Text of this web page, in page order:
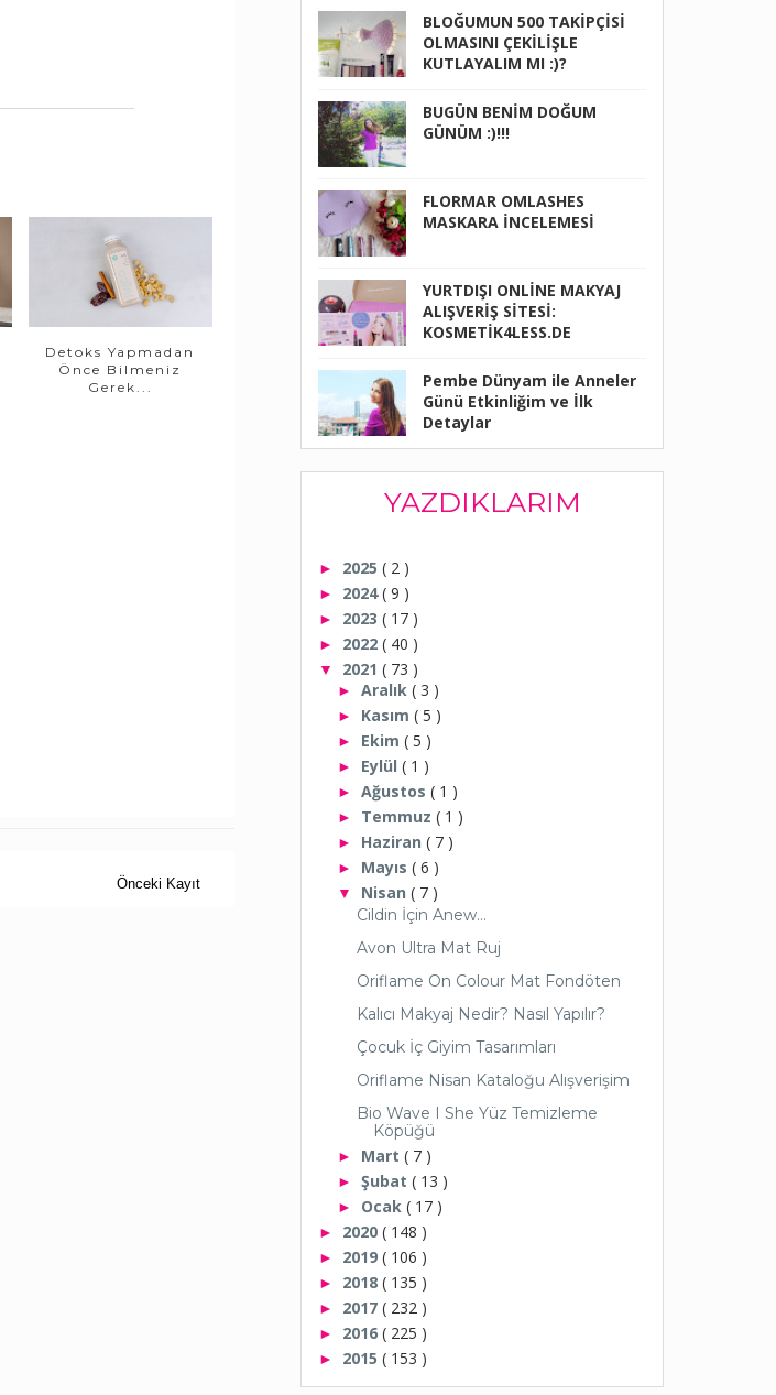
Detoks Yapmadan
Önce Bilmeniz
Gerek...
Önceki Kayıt
BLOĞUMUN 500 TAKİPÇİSİ
OLMASINI ÇEKİLİŞLE
KUTLAYALIM MI :)?
BUGÜN BENİM DOĞUM
GÜNÜM :)!!!
FLORMAR OMLASHES
MASKARA İNCELEMESİ
YURTDIŞI ONLİNE MAKYAJ
ALIŞVERİŞ SİTESİ:
KOSMETİK4LESS.DE
Pembe Dünyam ile Anneler
Günü Etkinliğim ve İlk
Detaylar
YAZDIKLARIM
► 2025 ( 2 )
► 2024( 9 )
► 2023 ( 17 )
► 2022 ( 40 )
▼ 2021 ( 73 )
► Aralık ( 3 )
► Kasım ( 5 )
► Ekim ( 5 )
► Eylül ( 1 )
► Ağustos ( 1 )
► Temmuz ( 1 )
► Haziran ( 7 )
► Mayıs ( 6 )
▼ Nisan ( 7 )
Cildin İçin Anew...
Avon Ultra Mat Ruj
Oriflame On Colour Mat Fondöten
Kalıcı Makyaj Nedir? Nasıl Yapılır?
Çocuk İç Giyim Tasarımları
Oriflame Nisan Kataloğu Alışverişim
Bio Wave I She Yüz Temizleme
Köpüğü
► Mart ( 7 )
► Şubat ( 13 )
► Ocak ( 17 )
► 2020 ( 148 )
► 2019 ( 106 )
► 2018 ( 135 )
► 2017 ( 232 )
► 2016 ( 225 )
► 2015 ( 153 )